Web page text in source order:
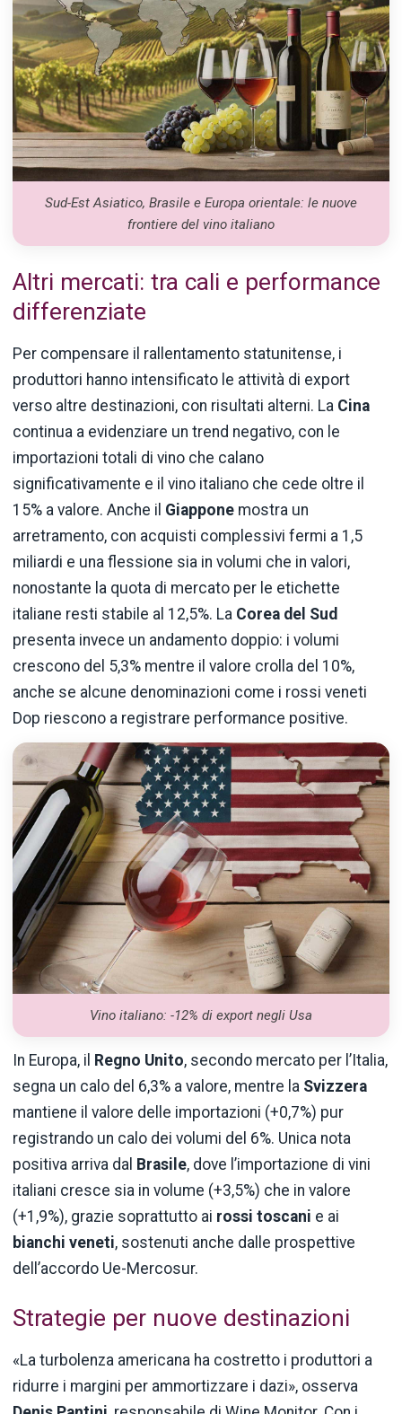
Sud-Est Asiatico, Brasile e Europa orientale: le nuove
frontiere del vino italiano
Altri mercati: tra cali e performance
differenziate
Per compensare il rallentamento statunitense, i
produttori hanno intensificato le attività di export
verso altre destinazioni, con risultati alterni. La Cina
continua a evidenziare un trend negativo, con le
importazioni totali di vino che calano
significativamente e il vino italiano che cede oltre il
15% a valore. Anche il Giappone mostra un
arretramento, con acquisti complessivi fermi a 1,5
miliardi e una flessione sia in volumi che in valori,
nonostante la quota di mercato per le etichette
italiane resti stabile al 12,5%. La Corea del Sud
presenta invece un andamento doppio: i volumi
crescono del 5,3% mentre il valore crolla del 10%,
anche se alcune denominazioni come i rossi veneti
Dop riescono a registrare performance positive.
Vino italiano: -12% di export negli Usa
In Europa, il Regno Unito, secondo mercato per l’Italia,
segna un calo del 6,3% a valore, mentre la Svizzera
mantiene il valore delle importazioni (+0,7%) pur
registrando un calo dei volumi del 6%. Unica nota
positiva arriva dal Brasile, dove l’importazione di vini
italiani cresce sia in volume (+3,5%) che in valore
(+1,9%), grazie soprattutto ai rossi toscani e ai
bianchi veneti, sostenuti anche dalle prospettive
dell’accordo Ue-Mercosur.
Strategie per nuove destinazioni
«La turbolenza americana ha costretto i produttori a
ridurre i margini per ammortizzare i dazi», osserva